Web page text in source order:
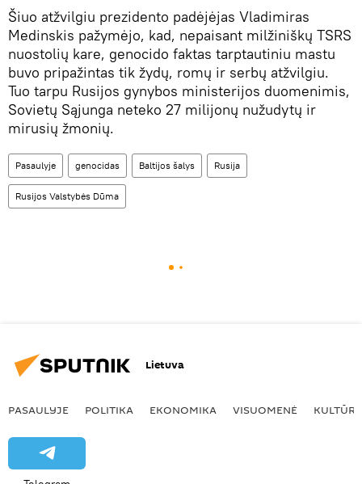
Šiuo atžvilgiu prezidento padėjėjas Vladimiras
Medinskis pažymėjo, kad, nepaisant milžiniškų TSRS
nuostolių kare, genocido faktas tarptautiniu mastu
buvo pripažintas tik žydų, romų ir serbų atžvilgiu.
Tuo tarpu Rusijos gynybos ministerijos duomenimis,
Sovietų Sąjunga neteko 27 milijonų nužudytų ir
mirusių žmonių.
Pasaulyje genocidas Baltijos šalys Rusija
Rusijos Valstybės Dūma
Lietuva
PASAULYJE POLITIKA EKONOMIKA VISUOMENĖ KULTŪRA